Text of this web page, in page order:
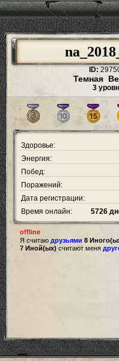
ID:
Темная
3
Здоровье:
Энергия:
Побед:
Поражений:
Дата регистрации:
Время онлайн:
5726
offline
Я считаю друзьями 8
7 Иной(ых) считают меня